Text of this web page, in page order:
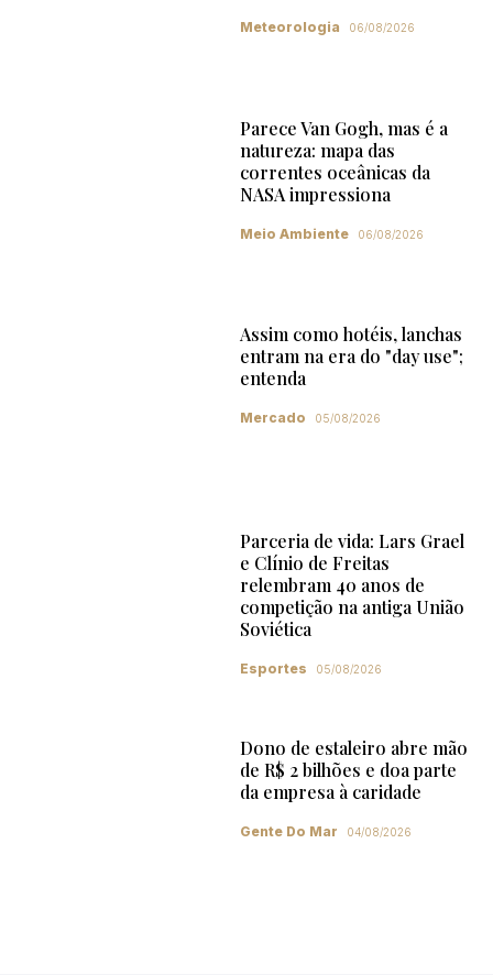
Meteorologia 06/08/2026
Parece Van Gogh, mas é a
natureza: mapa das
correntes oceânicas da
NASA impressiona
Meio Ambiente 06/08/2026
Assim como hotéis, lanchas
entram na era do "day use";
entenda
Mercado 05/08/2026
Parceria de vida: Lars Grael
e Clínio de Freitas
relembram 40 anos de
competição na antiga União
Soviética
Esportes 05/08/2026
Dono de estaleiro abre mão
de R$ 2 bilhões e doa parte
da empresa à caridade
Gente Do Mar 04/08/2026